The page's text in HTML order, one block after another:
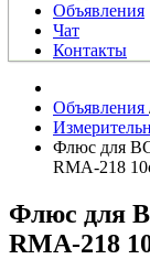
Объявления
Чат
Контакты
Объявления
Флюс для
RMA-218
Флюс для
RMA-218